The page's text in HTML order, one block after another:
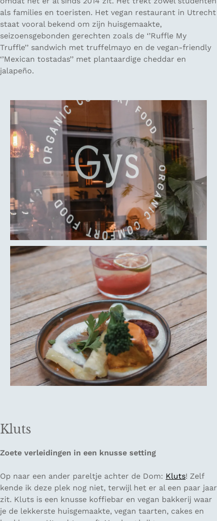
als families en toeristen. Het vegan restaurant in Utrecht
staat vooral bekend om zijn huisgemaakte,
seizoensgebonden gerechten zoals de ‘’Ruffle My
Truffle’’ sandwich met truffelmayo en de vegan-friendly
‘’Mexican tostadas’’ met plantaardige cheddar en
jalapeño.
Kluts
Zoete verleidingen in een knusse setting
Op naar een ander pareltje achter de Dom: Kluts! Zelf
kende ik deze plek nog niet, terwijl het er al een paar jaar
zit. Kluts is een knusse koffiebar en vegan bakkerij waar
je de lekkerste huisgemaakte, vegan taarten, cakes en